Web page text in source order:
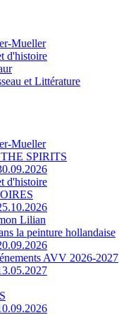
Mueller
d'histoire
et Littérature
Mueller
SPIRITS
d'histoire
Lilian
la peinture hollandaise
AVV 2026-2027